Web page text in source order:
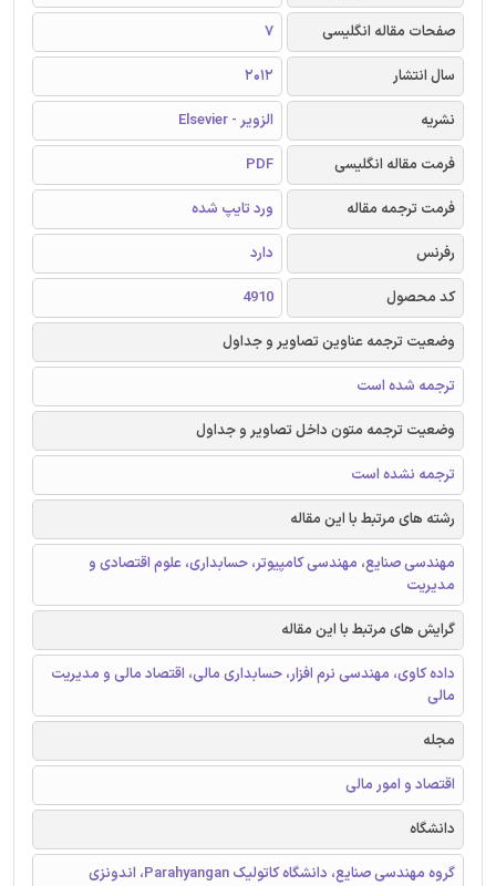
صفحات مقاله انگلیسی
7
سال انتشار
2012
نشریه
الزویر - Elsevier
فرمت مقاله انگلیسی
PDF
فرمت ترجمه مقاله
ورد تایپ شده
رفرنس
دارد
کد محصول
4910
وضعیت ترجمه عناوین تصاویر و جداول
ترجمه شده است
وضعیت ترجمه متون داخل تصاویر و جداول
ترجمه نشده است
رشته های مرتبط با این مقاله
مهندسی صنایع، مهندسی کامپیوتر، حسابداری، علوم اقتصادی و
مدیریت
گرایش های مرتبط با این مقاله
داده کاوی، مهندسی نرم افزار، حسابداری مالی، اقتصاد مالی و مدیریت
مالی
مجله
اقتصاد و امور مالی
دانشگاه
گروه مهندسی صنایع، دانشگاه کاتولیک Parahyangan، اندونزی